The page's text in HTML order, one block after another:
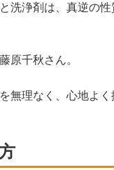
洗浄剤は、真逆の
原千秋さん。
理なく、心地よく